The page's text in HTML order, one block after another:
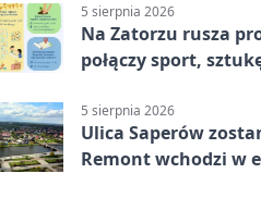
5 sierpnia 2026
Na Zatorzu rusza
połączy sport,
5 sierpnia 2026
Ulica Saperów
Remont wchodzi w